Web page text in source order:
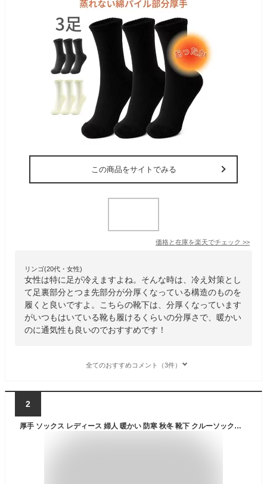
この商品をサイトでみる
価格と在庫を楽天でチェック >>
リンゴ(20代・女性)
女性は特に足が冷えますよね。そんな時は、冷え対策とし
て足裏部分とつま先部分が分厚くなっている構造のものを
履くと良いですよ。こちらの靴下は、分厚くなっています
がいつもはいている靴も履けるくらいの分厚さで、暖かい
のに通気性も良いのでおすすめです！
全てのおすすめコメント（3件）
2
厚手 ソックス レディース 婦人 暖かい 防寒 秋冬 靴下 クルーソックス リブソックス 3足セット まとめ買い おしゃれ 可愛い シンプル 無地 定番 ベーシック 黒 白 伸縮性 ストレッチ ビジネス OL 通勤 クルー丈 プレゼント ギフト